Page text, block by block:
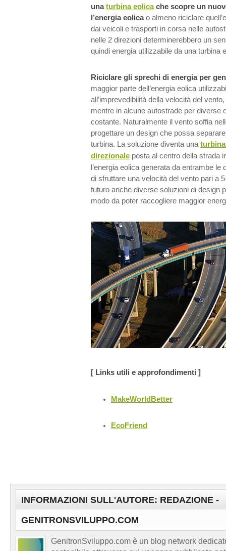
unaturbina eolicache scopre un
l’energia eolicao almeno riciclare
dai veicoli e trasporti in corsa nelle
nelle 2 direzioni determinerebbero un
quindi energia utilizzabile da una turbina
Riciclare gli sprechi di energia per
maggior parte dell’energia eolica
all’imprevedibilità della velocità del
mentre in alcune autostrade per diverse
costante. Naturalmente il vento soffia
progettare un design che possa
turbina. La soluzione diventa una
direzionale posta al centro della strada
l’energia eolica generata da entrambe
di sfruttare una velocità del vento pari a
futuro anche diverse soluzioni di design
modo da poter raccogliere maggior
[ Links utili e approfondimenti ]
MakeWorldBetter
EcoFriend
INFORMAZIONI SULL'AUTORE: REDAZIONE -
GENITRONSVILUPPO.COM
GenitronSviluppo.com è un blog network